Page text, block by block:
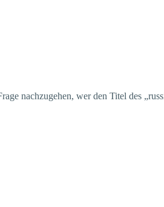
nachzugehen, wer den Titel des